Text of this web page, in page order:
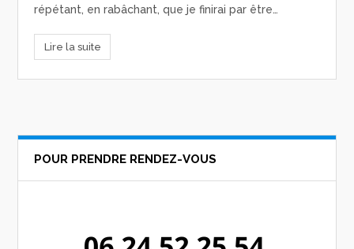
répétant, en rabâchant, que je finirai par être…
Lire la suite
POUR PRENDRE RENDEZ-VOUS